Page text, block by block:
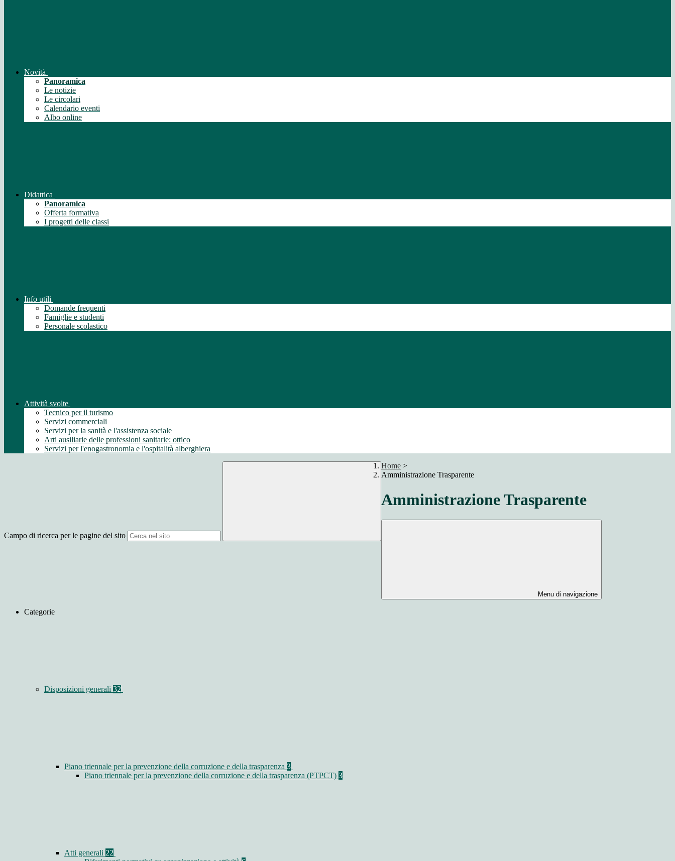
Novità
Panoramica
Le notizie
Le circolari
Calendario eventi
Albo online
Didattica
Panoramica
Offerta formativa
I progetti delle classi
Info utili
Domande frequenti
Famiglie e studenti
Personale scolastico
Attività svolte
Tecnico per il turismo
Servizi commerciali
Servizi per la sanità e l'assistenza sociale
Arti ausiliarie delle professioni sanitarie: ottico
Servizi per l'enogastronomia e l'ospitalità alberghiera
Campo di ricerca per le pagine del sito
Home >
Amministrazione Trasparente
Amministrazione Trasparente
Menu di navigazione
Categorie
Disposizioni generali 32
Piano triennale per la prevenzione della corruzione e della trasparenza 3
Piano triennale per la prevenzione della corruzione e della trasparenza (PTPCT) 3
Atti generali 22